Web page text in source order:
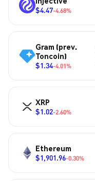
$4.47-4.68%
Gram (prev.
Toncoin)
$1.34-4.01%
XRP
$1.02-2.60%
Ethereum
$1,901.96-0.30%